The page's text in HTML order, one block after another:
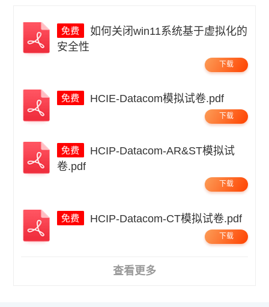
如何关闭win11系统基于虚拟化的
安全性
下载
HCIE-Datacom模拟试卷.pdf
下载
卷.pdf
下载
HCIP-Datacom-CT模拟试卷.pdf
下载
查看更多